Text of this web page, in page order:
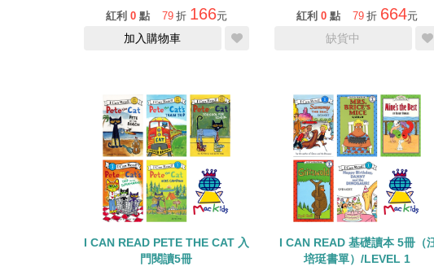
紅利 0 點 79 折 166元
加入購物車
紅利 0 點 79 折 664元
缺貨中
I CAN READ PETE THE CAT 入
門閱讀5冊
I CAN READ 基礎讀本 5冊（
培珽書單）/LEVEL 1